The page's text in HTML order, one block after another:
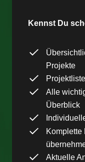
Kennst Du
Projekte
Alle
Überblick
Komplette
Aktuelle